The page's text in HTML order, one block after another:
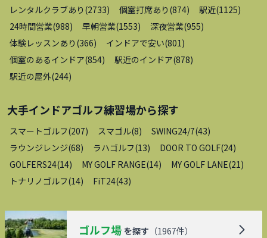
レンタルクラブあり (2733) 個室打席あり (874) 駅近(1125)
24時間営業(988) 早朝営業(1553) 深夜営業(955)
体験レッスンあり (366) インドアで安い(801 )
個室のあるインドア(854) 駅近のインドア(878)
駅近の屋外(244)
大手インドアゴルフ練習場から探す
スマートゴルフ(207) スマゴル(8) SWING24/7(43)
ラウンジレンジ(68) ラハゴルフ(13) DOOR TO GOLF(24)
GOLFERS24(14) MY GOLF RANGE(14) MY GOLF LANE(21 )
トナリノゴルフ(14) FiT24(43)
ゴルフ場 を探す （1967件）